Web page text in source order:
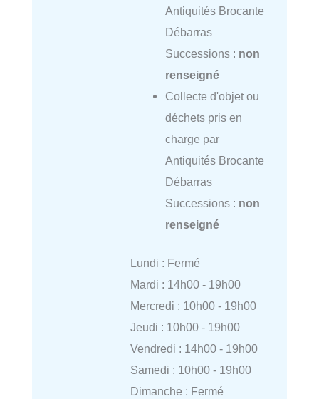
Antiquités Brocante
Débarras
Successions : non
renseigné
Collecte d'objet ou
déchets pris en
charge par
Antiquités Brocante
Débarras
Successions : non
renseigné
Lundi : Fermé
Mardi : 14h00 - 19h00
Mercredi : 10h00 - 19h00
Jeudi : 10h00 - 19h00
Vendredi : 14h00 - 19h00
Samedi : 10h00 - 19h00
Dimanche : Fermé